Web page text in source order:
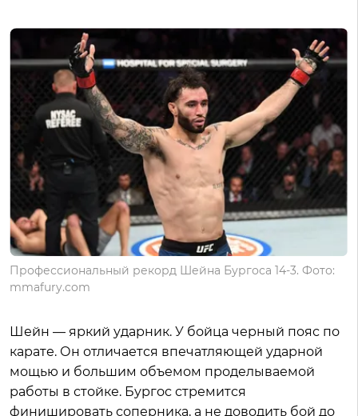
Профессиональный рекорд Шейна Бургоса 14-3. Фото:
mmafury.com
Шейн — яркий ударник. У бойца черный пояс по
карате. Он отличается впечатляющей ударной
мощью и большим объемом проделываемой
работы в стойке. Бургос стремится
финишировать соперника, а не доводить бой до